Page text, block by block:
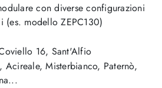
con diverse configurazioni
(es. modello ZEPC130)
16, Sant'Alfio
Acireale, Misterbianco, Paternò,